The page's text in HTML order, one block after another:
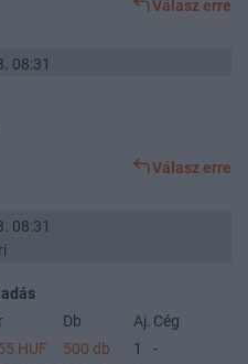
Válasz erre
08:31
Válasz erre
08:31
Db Aj. Cég
HUF
500 db 1
-